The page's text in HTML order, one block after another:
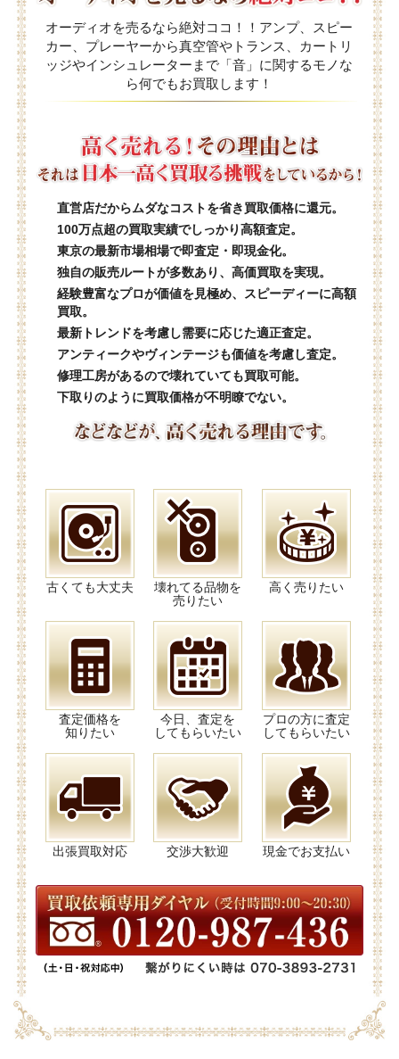
オーディオを売るなら絶対ココ！！アンプ、スピー
カー、プレーヤーから真空管やトランス、カートリ
ッジやインシュレーターまで「音」に関するモノな
ら何でもお買取します！
直営店だからムダなコストを省き買取価格に還元。
100万点超の買取実績でしっかり高額査定。
東京の最新市場相場で即査定・即現金化。
独自の販売ルートが多数あり、高価買取を実現。
経験豊富なプロが価値を見極め、スピーディーに高額
買取。
最新トレンドを考慮し需要に応じた適正査定。
アンティークやヴィンテージも価値を考慮し査定。
修理工房があるので壊れていても買取可能。
下取りのように買取価格が不明瞭でない。
古くても大丈夫
壊れてる品物を
売りたい
高く売りたい
査定価格を
知りたい
今日、査定を
してもらいたい
プロの方に査定
してもらいたい
出張買取対応 交渉大歓迎 現金でお支払い